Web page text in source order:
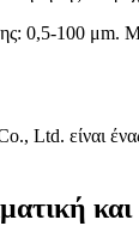
0,5-100 μm.
Ltd. είναι